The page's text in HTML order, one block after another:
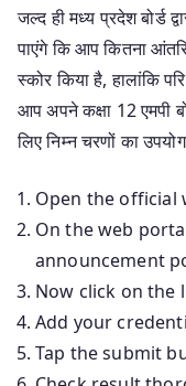
जल्द ही मध्य प्रदेश बोर्ड
पाएंगे कि आप कितना
स्कोर किया है, हालांकि
आप अपने कक्षा 12 एमपी
लिए निम्न चरणों का
Open the official
On the web
announcement
Now click on the
Add your
Tap the submit